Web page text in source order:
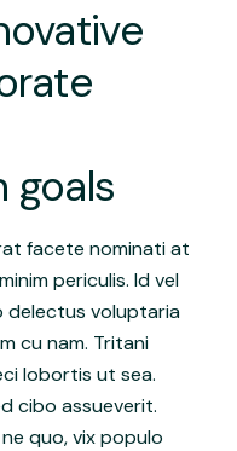
goals
facete nominati at
periculis. Id vel
delectus voluptaria
cu nam. Tritani
lobortis ut sea.
cibo assueverit.
quo, vix populo